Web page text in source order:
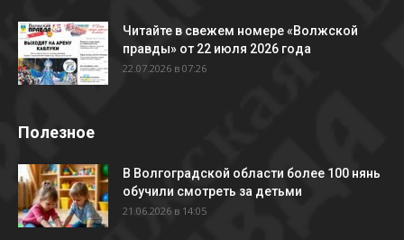
Читайте в свежем номере «Волжской
правды» от 22 июля 2026 года
22.07.2026 в 07:26
Полезное
В Волгоградской области более 100 нянь
обучили смотреть за детьми
21.06.2026 в 14:05